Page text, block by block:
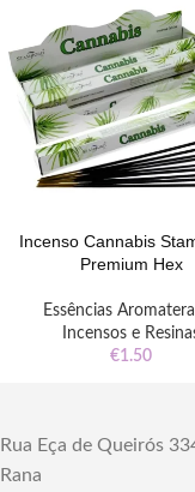
Incenso Cannabis
Premium Hex
Essências
Incensos e
€1.50
Rua Eça de Queirós
Rana